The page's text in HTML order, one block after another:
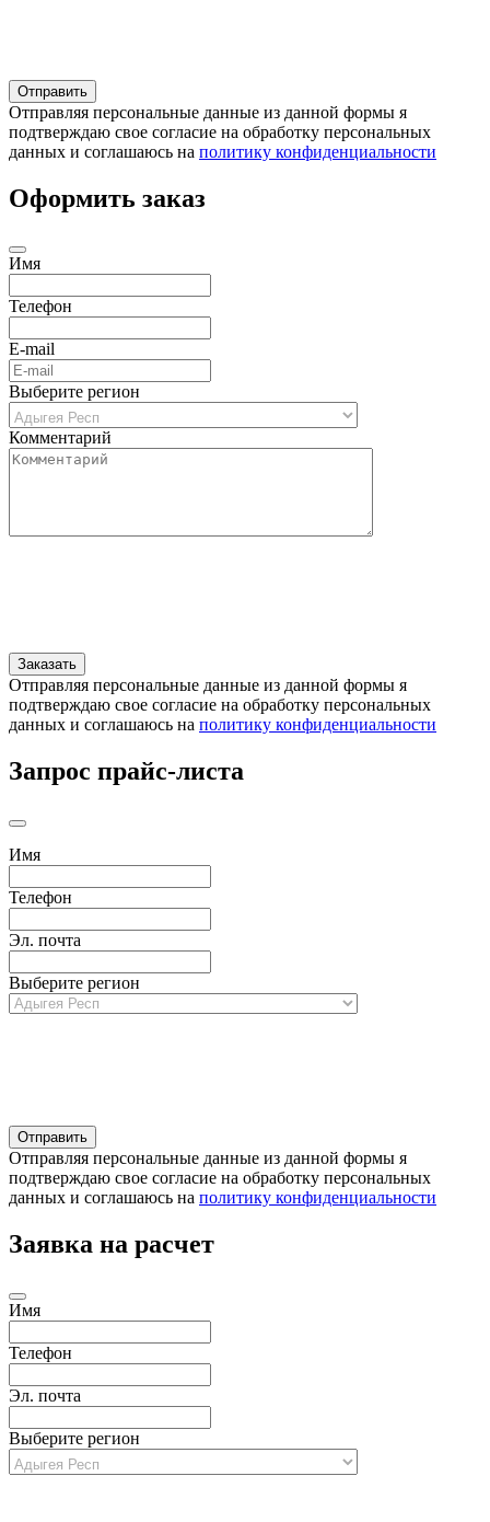
Отправляя персональные данные из данной формы я
подтверждаю свое согласие на обработку персональных
данных и соглашаюсь на политику конфиденциальности
Оформить заказ
Имя
Телефон
E-mail
Выберите регион
Комментарий
Отправляя персональные данные из данной формы я
подтверждаю свое согласие на обработку персональных
данных и соглашаюсь на политику конфиденциальности
Запрос прайс-листа
Имя
Телефон
Эл. почта
Выберите регион
Отправляя персональные данные из данной формы я
подтверждаю свое согласие на обработку персональных
данных и соглашаюсь на политику конфиденциальности
Заявка на расчет
Имя
Телефон
Эл. почта
Выберите регион